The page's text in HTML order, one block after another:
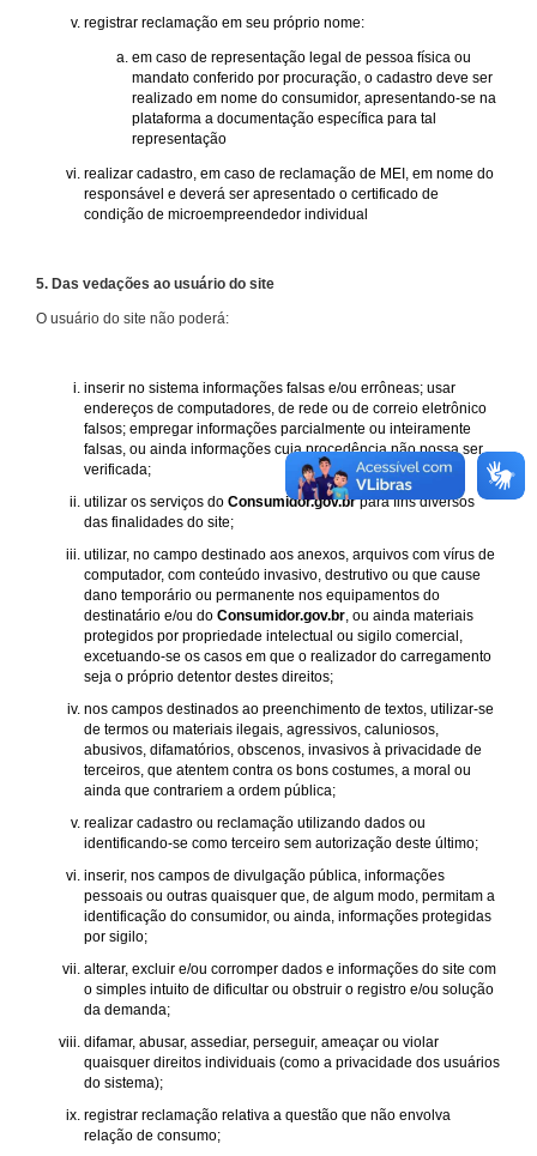
registrar reclamação em seu próprio nome:
em caso de representação legal de pessoa física ou
mandato conferido por procuração, o cadastro deve ser
realizado em nome do consumidor, apresentando-se na
plataforma a documentação específica para tal
representação
realizar cadastro, em caso de reclamação de MEI, em nome do
responsável e deverá ser apresentado o certificado de
condição de microempreendedor individual
5. Das vedações ao usuário do site
O usuário do site não poderá:
inserir no sistema informações falsas e/ou errôneas; usar
endereços de computadores, de rede ou de correio eletrônico
falsos; empregar informações parcialmente ou inteiramente
falsas, ou ainda informações cuja procedência não possa ser
verificada;
utilizar os serviços do Consumidor.gov.brpara fins diversos
das finalidades do site;
utilizar, no campo destinado aos anexos, arquivos com vírus de
computador, com conteúdo invasivo, destrutivo ou que cause
dano temporário ou permanente nos equipamentos do
destinatário e/ou do Consumidor.gov.br , ou ainda materiais
protegidos por propriedade intelectual ou sigilo comercial,
excetuando-se os casos em que o realizador do carregamento
seja o próprio detentor destes direitos;
nos campos destinados ao preenchimento de textos, utilizar-se
de termos ou materiais ilegais, agressivos, caluniosos,
abusivos, difamatórios, obscenos, invasivos à privacidade de
terceiros, que atentem contra os bons costumes, a moral ou
ainda que contrariem a ordem pública;
realizar cadastro ou reclamação utilizando dados ou
identificando-se como terceiro sem autorização deste último;
inserir, nos campos de divulgação pública, informações
pessoais ou outras quaisquer que, de algum modo, permitam a
identificação do consumidor, ou ainda, informações protegidas
por sigilo;
alterar, excluir e/ou corromper dados e informações do site com
o simples intuito de dificultar ou obstruir o registro e/ou solução
da demanda;
difamar, abusar, assediar, perseguir, ameaçar ou violar
quaisquer direitos individuais (como a privacidade dos usuários
do sistema);
registrar reclamação relativa a questão que não envolva
relação de consumo;